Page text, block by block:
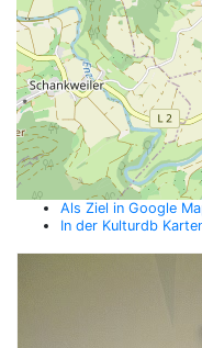
Als Ziel in Google
In der Kulturdb